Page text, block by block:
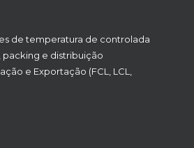
de temperatura de controlada
e distribuição
e Exportação (FCL, LCL,